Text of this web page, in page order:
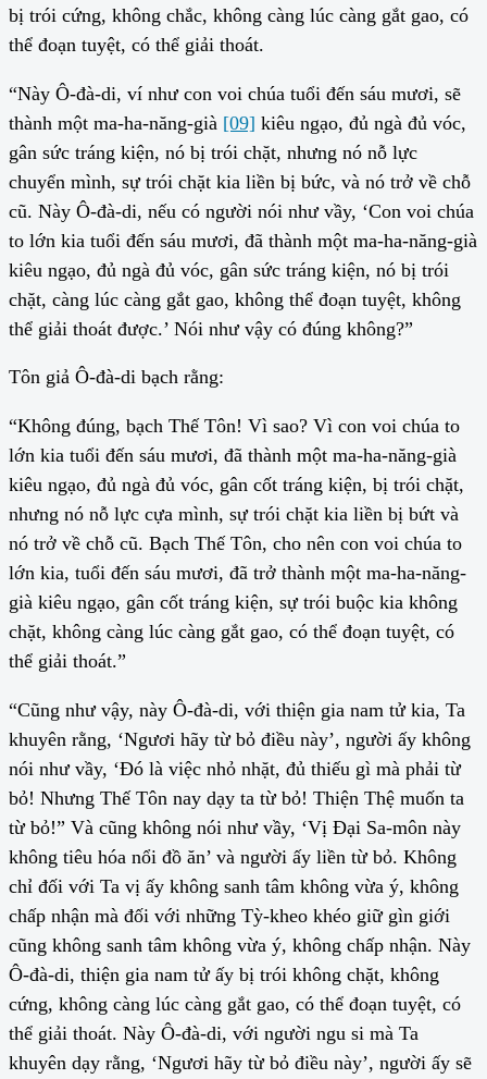
bị trói cứng, không chắc, không càng lúc càng gắt gao, có
thể đoạn tuyệt, có thể giải thoát.
“Này Ô-đà-di, ví như con voi chúa tuổi đến sáu mươi, sẽ
thành một ma-ha-năng-già [09] kiêu ngạo, đủ ngà đủ vóc,
gân sức tráng kiện, nó bị trói chặt, nhưng nó nỗ lực
chuyển mình, sự trói chặt kia liền bị bức, và nó trở về chỗ
cũ. Này Ô-đà-di, nếu có người nói như vầy, ‘Con voi chúa
to lớn kia tuổi đến sáu mươi, đã thành một ma-ha-năng-già
kiêu ngạo, đủ ngà đủ vóc, gân sức tráng kiện, nó bị trói
chặt, càng lúc càng gắt gao, không thể đoạn tuyệt, không
thể giải thoát được.’ Nói như vậy có đúng không?”
Tôn giả Ô-đà-di bạch rằng:
“Không đúng, bạch Thế Tôn! Vì sao? Vì con voi chúa to
lớn kia tuổi đến sáu mươi, đã thành một ma-ha-năng-già
kiêu ngạo, đủ ngà đủ vóc, gân cốt tráng kiện, bị trói chặt,
nhưng nó nỗ lực cựa mình, sự trói chặt kia liền bị bứt và
nó trở về chỗ cũ. Bạch Thế Tôn, cho nên con voi chúa to
lớn kia, tuổi đến sáu mươi, đã trở thành một ma-ha-năng-
già kiêu ngạo, gân cốt tráng kiện, sự trói buộc kia không
chặt, không càng lúc càng gắt gao, có thể đoạn tuyệt, có
thể giải thoát.”
“Cũng như vậy, này Ô-đà-di, với thiện gia nam tử kia, Ta
khuyên rằng, ‘Ngươi hãy từ bỏ điều này’, người ấy không
nói như vầy, ‘Đó là việc nhỏ nhặt, đủ thiếu gì mà phải từ
bỏ! Nhưng Thế Tôn nay dạy ta từ bỏ! Thiện Thệ muốn ta
từ bỏ!” Và cũng không nói như vầy, ‘Vị Đại Sa-môn này
không tiêu hóa nổi đồ ăn’ và người ấy liền từ bỏ. Không
chỉ đối với Ta vị ấy không sanh tâm không vừa ý, không
chấp nhận mà đối với những Tỳ-kheo khéo giữ gìn giới
cũng không sanh tâm không vừa ý, không chấp nhận. Này
Ô-đà-di, thiện gia nam tử ấy bị trói không chặt, không
cứng, không càng lúc càng gắt gao, có thể đoạn tuyệt, có
thể giải thoát. Này Ô-đà-di, với người ngu si mà Ta
khuyên dạy rằng, ‘Ngươi hãy từ bỏ điều này’, người ấy sẽ